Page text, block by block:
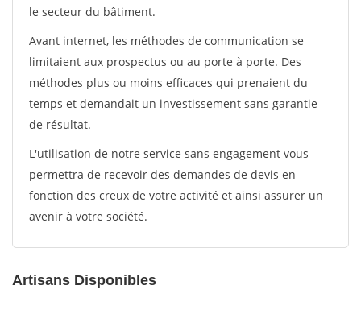
le secteur du bâtiment.
Avant internet, les méthodes de communication se
limitaient aux prospectus ou au porte à porte. Des
méthodes plus ou moins efficaces qui prenaient du
temps et demandait un investissement sans garantie
de résultat.
L'utilisation de notre service sans engagement vous
permettra de recevoir des demandes de devis en
fonction des creux de votre activité et ainsi assurer un
avenir à votre société.
Artisans Disponibles